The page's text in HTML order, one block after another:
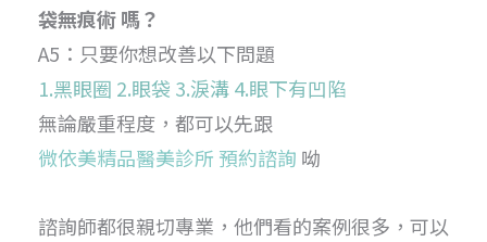
袋無痕術 嗎？
A5：只要你想改善以下問題
1.黑眼圈 2.眼袋 3.淚溝 4.眼下有凹陷
無論嚴重程度，都可以先跟
微依美精品醫美診所 預約諮詢 呦
諮詢師都很親切專業，他們看的案例很多，可以